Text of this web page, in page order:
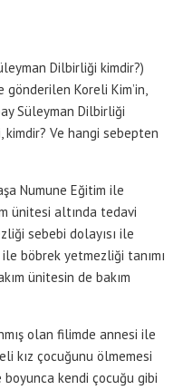
Dilbirliği kimdir?)
gönderilen Koreli Kim’in,
Süleyman Dilbirliği
kimdir? Ve hangi sebepten
Numune Eğitim ile
ünitesi altında tedavi
sebebi dolayısı ile
böbrek yetmezliği tanımı
ünitesin de bakım
olan filimde annesi ile
kız çocuğunu ölmemesi
kendi çocuğu gibi